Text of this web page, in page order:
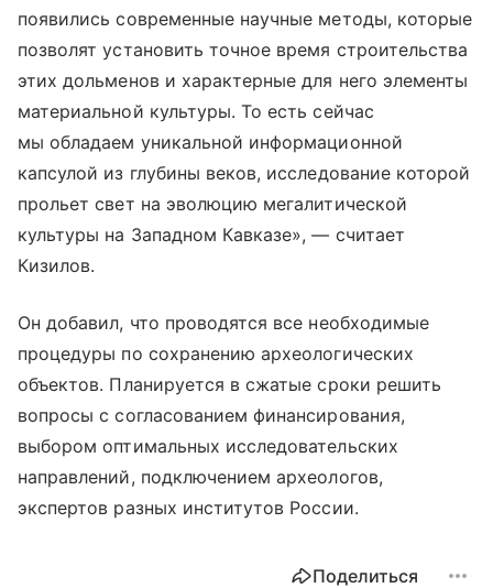
появились современные научные методы, которые
позволят установить точное время строительства
этих дольменов и характерные для него элементы
материальной культуры. То есть сейчас
мы обладаем уникальной информационной
капсулой из глубины веков, исследование которой
прольет свет на эволюцию мегалитической
культуры на Западном Кавказе», — считает
Кизилов.
Он добавил, что проводятся все необходимые
процедуры по сохранению археологических
объектов. Планируется в сжатые сроки решить
вопросы с согласованием финансирования,
выбором оптимальных исследовательских
направлений, подключением археологов,
экспертов разных институтов России.
Поделиться